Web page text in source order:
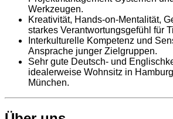
Werkzeugen.
Kreativität, Hands-on-Mentalität,
starkes Verantwortungsgefühl für
Interkulturelle Kompetenz und
Ansprache junger Zielgruppen.
Sehr gute Deutsch- und
idealerweise Wohnsitz in
München.